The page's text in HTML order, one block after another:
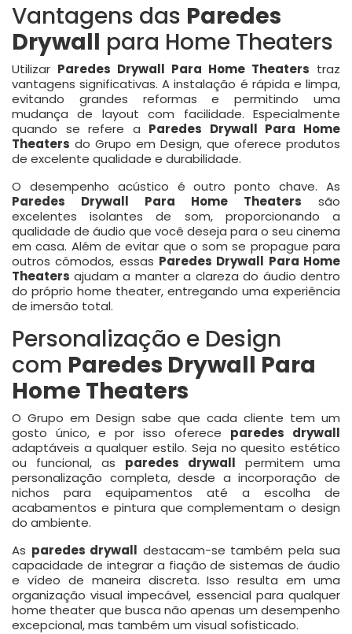
Vantagens das Paredes
Drywall para Home Theaters
Utilizar Paredes Drywall Para Home Theaters traz
vantagens significativas. A instalação é rápida e limpa,
evitando grandes reformas e permitindo uma
mudança de layout com facilidade. Especialmente
quando se refere a Paredes Drywall Para Home
Theaters do Grupo em Design, que oferece produtos
de excelente qualidade e durabilidade.
O desempenho acústico é outro ponto chave. As
Paredes Drywall Para Home Theaters são
excelentes isolantes de som, proporcionando a
qualidade de áudio que você deseja para o seu cinema
em casa. Além de evitar que o som se propague para
outros cômodos, essas Paredes Drywall Para Home
Theaters ajudam a manter a clareza do áudio dentro
do próprio home theater, entregando uma experiência
de imersão total.
Personalização e Design
com Paredes Drywall Para
Home Theaters
O Grupo em Design sabe que cada cliente tem um
gosto único, e por isso oferece paredes drywall
adaptáveis a qualquer estilo. Seja no quesito estético
ou funcional, as paredes drywall permitem uma
personalização completa, desde a incorporação de
nichos para equipamentos até a escolha de
acabamentos e pintura que complementam o design
do ambiente.
As paredes drywall destacam-se também pela sua
capacidade de integrar a fiação de sistemas de áudio
e vídeo de maneira discreta. Isso resulta em uma
organização visual impecável, essencial para qualquer
home theater que busca não apenas um desempenho
excepcional, mas também um visual sofisticado.